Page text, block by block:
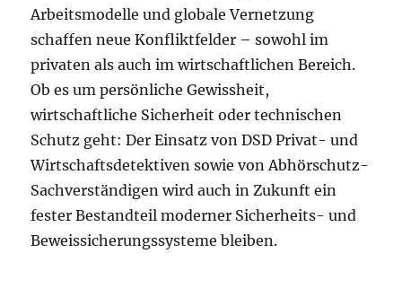
Arbeitsmodelle und globale Vernetzung
schaffen neue Konfliktfelder – sowohl im
privaten als auch im wirtschaftlichen Bereich.
Ob es um persönliche Gewissheit,
wirtschaftliche Sicherheit oder technischen
Schutz geht: Der Einsatz von DSD Privat- und
Wirtschaftsdetektiven sowie von Abhörschutz-
Sachverständigen wird auch in Zukunft ein
fester Bestandteil moderner Sicherheits- und
Beweissicherungssysteme bleiben.